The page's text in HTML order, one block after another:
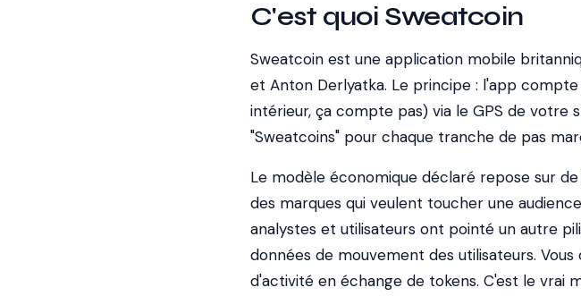
C'est quoi Sweatcoin
Sweatcoin est une application mobile
et Anton Derlyatka. Le principe : l'app
intérieur, ça compte pas) via le GPS de votre
"Sweatcoins" pour chaque tranche de pas
Le modèle économique déclaré repose sur
des marques qui veulent toucher une
analystes et utilisateurs ont pointé un autre
données de mouvement des utilisateurs.
d'activité en échange de tokens. C'est le vrai